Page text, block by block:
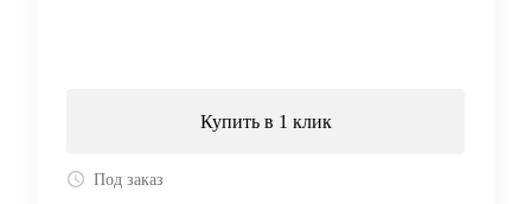
Купить в 1 клик
Под заказ